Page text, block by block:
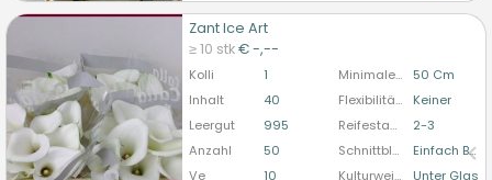
Zant Ice Art
≥ 10 stk€ -,--
Kolli 1 Minimale Stiellänge
50 Cm
Inhalt
40 Flexibilität Blütenstandstiel
Keiner
Leergut
995 Reifestadium
2-3
Anzahl
50 Schnittblumenform
Einfach Blühend
Ve
10 Kulturweise
Unter Glas
U moet ingelogd zijn om te kunnen kopen.
Hier
bitte anmelden